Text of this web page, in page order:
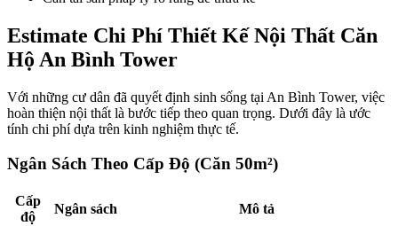
Estimate Chi Phí Thiết Kế Nội Thất Căn
Hộ An Bình Tower
Với những cư dân đã quyết định sinh sống tại An Bình Tower, việc
hoàn thiện nội thất là bước tiếp theo quan trọng. Dưới đây là ước
tính chi phí dựa trên kinh nghiệm thực tế.
Ngân Sách Theo Cấp Độ (Căn 50m²)
Cấp
độ
Ngân sách
Mô tả